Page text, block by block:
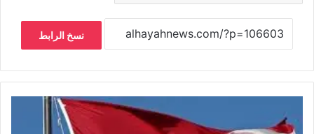
نسخ الرابط